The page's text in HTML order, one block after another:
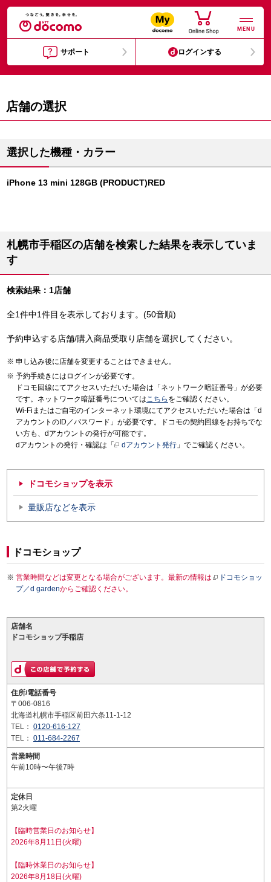
MENU
サポート ログインする
店舗の選択
選択した機種・カラー
iPhone 13 mini 128GB (PRODUCT)RED
札幌市手稲区の店舗を検索した結果を表示していま
す
検索結果：1店舗
全1件中1件目を表示しております。(50音順)
予約申込する店舗/購入商品受取り店舗を選択してください。
申し込み後に店舗を変更することはできません。
予約手続きにはログインが必要です。
ドコモ回線にてアクセスいただいた場合は「ネットワーク暗証番号」が必要
です。ネットワーク暗証番号についてはこちら をご確認ください。
Wi-Fiまたはご自宅のインターネット環境にてアクセスいただいた場合は「d
アカウントのID／パスワード」が必要です。ドコモの契約回線をお持ちでな
い方も、dアカウントの発行が可能です。
dアカウントの発行・確認は「
dアカウント発行 」でご確認ください。
ドコモショップを表示
量販店などを表示
ドコモショップ
営業時間などは変更となる場合がございます。最新の情報は
ドコモショッ
プ／d gardenからご確認ください。
店舗名
ドコモショップ手稲店
住所/電話番号
〒006-0816
北海道札幌市手稲区前田六条11-1-12
TEL： 0120-616-127
TEL： 011-684-2267
営業時間
午前10時〜午後7時
定休日
第2火曜
【臨時営業日のお知らせ】
2026年8月11日(火曜)
【臨時休業日のお知らせ】
2026年8月18日(火曜)